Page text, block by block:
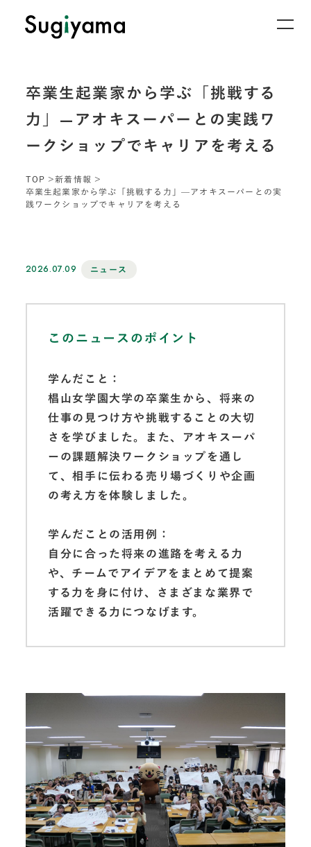
卒業生起業家から学ぶ「挑戦する
力」—アオキスーパーとの実践ワ
ークショップでキャリアを考える
TOP
新着情報
卒業生起業家から学ぶ「挑戦する力」—アオキスーパーとの実
践ワークショップでキャリアを考える
2026.07.09 ニュース
このニュースのポイント
学んだこと：
椙山女学園大学の卒業生から、将来の
仕事の見つけ方や挑戦することの大切
さを学びました。また、アオキスーパ
ーの課題解決ワークショップを通し
て、相手に伝わる売り場づくりや企画
の考え方を体験しました。
学んだことの活用例：
自分に合った将来の進路を考える力
や、チームでアイデアをまとめて提案
する力を身に付け、さまざまな業界で
活躍できる力につなげます。